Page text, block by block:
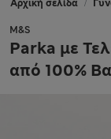
Αρχική σελίδα
M&S
Parka με
από 100%